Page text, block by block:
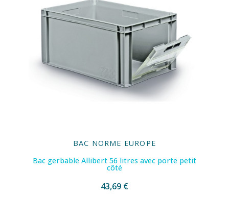
BAC NORME EUROPE
Bac gerbable Allibert 56 litres avec porte petit
côté
43,69 €